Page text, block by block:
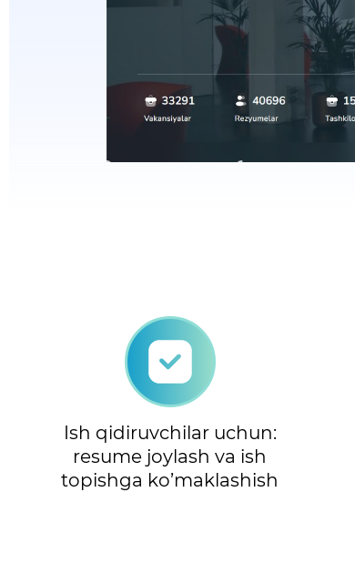
Ish qidiruvchilar uchun:
resume joylash va ish
topishga ko’maklashish